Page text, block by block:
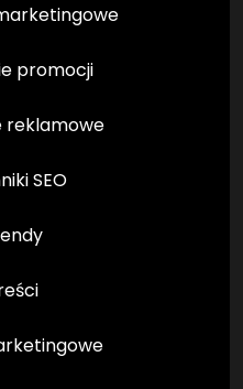
promocji
reklamowe
SEO